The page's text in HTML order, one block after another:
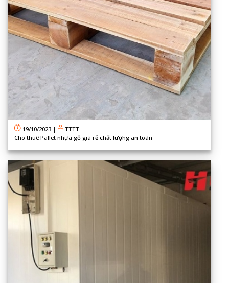
19/10/2023 |
TTTT
Cho thuê Pallet nhựa gỗ giá rẻ chất lượng an toàn